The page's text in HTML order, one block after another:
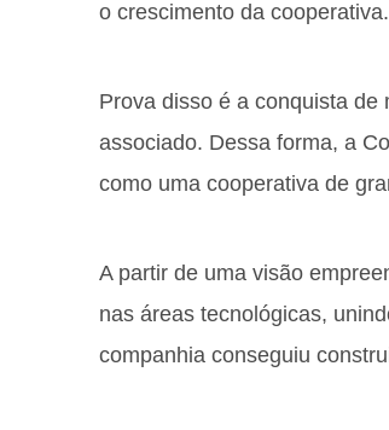
o crescimento da cooperativa.
Prova disso é a conquista
associado. Dessa forma, a
como uma cooperativa de
A partir de uma visão
nas áreas tecnológicas,
companhia conseguiu